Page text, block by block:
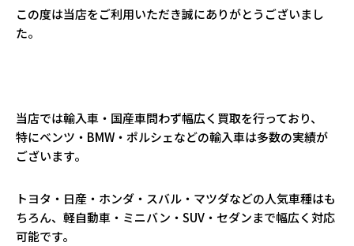
この度は当店をご利用いただき誠にありがとうございまし
た。
当店では輸入車・国産車問わず幅広く買取を行っており、
特にベンツ・BMW・ポルシェなどの輸入車は多数の実績が
ございます。
トヨタ・日産・ホンダ・スバル・マツダなどの人気車種はも
ちろん、軽自動車・ミニバン・SUV・セダンまで幅広く対応
可能です。